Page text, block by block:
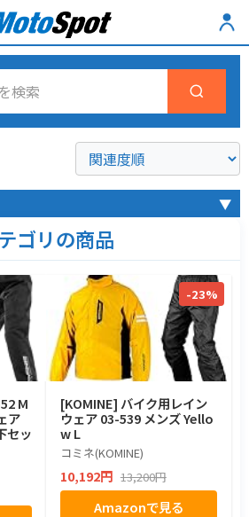
▼
ゴリの商品
M
ア
セッ
-23%
[KOMINE] バイク用レイン
ウェア 03-539 メンズ Yello
w L
コミネ(KOMINE)
10,192円 13,200円
Amazonで見る